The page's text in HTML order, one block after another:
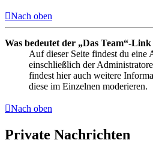
Nach oben
Was bedeutet der „Das Team“-
Auf dieser Seite findest du eine
einschließlich der
findest hier auch weitere
diese im Einzelnen moderieren.
Nach oben
Private Nachrichten